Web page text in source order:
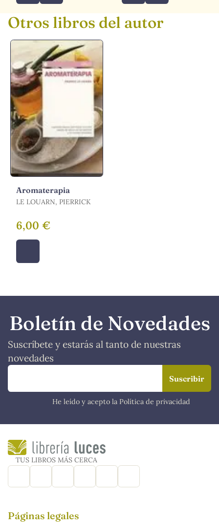
Otros libros del autor
Aromaterapia
LE LOUARN, PIERRICK
6,00 €
Boletín de Novedades
Suscríbete y estarás al tanto de nuestras
novedades
He leído y acepto la Política de privacidad
TUS LIBROS MÁS CERCA
Páginas legales